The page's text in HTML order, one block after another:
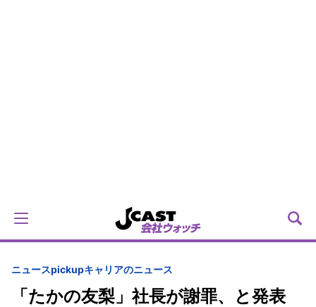
ニュースpickupキャリアのニュース
「たかの友梨」社長が謝罪、と発表